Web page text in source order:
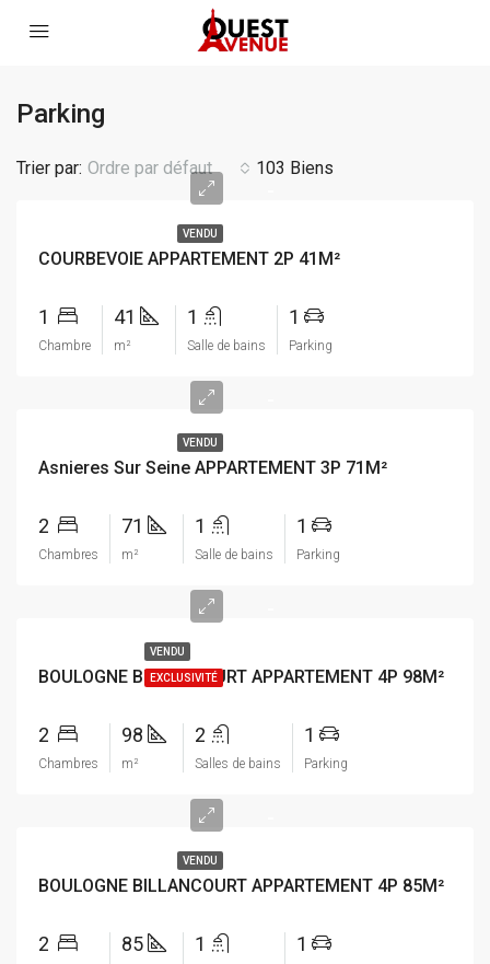
Parking
103 Biens
Trier par: Ordre par défaut
VENDU
COURBEVOIE APPARTEMENT 2P 41M²
1
Chambre
41
m²
1
Salle de bains
1
Parking
VENDU
Asnieres Sur Seine APPARTEMENT 3P 71M²
2
Chambres
71
m²
1
Salle de bains
1
Parking
VENDU
EXCLUSIVITÉ
BOULOGNE BILLANCOURT APPARTEMENT 4P 98M²
2
Chambres
98
m²
2
Salles de bains
1
Parking
VENDU
BOULOGNE BILLANCOURT APPARTEMENT 4P 85M²
2 85 1 1